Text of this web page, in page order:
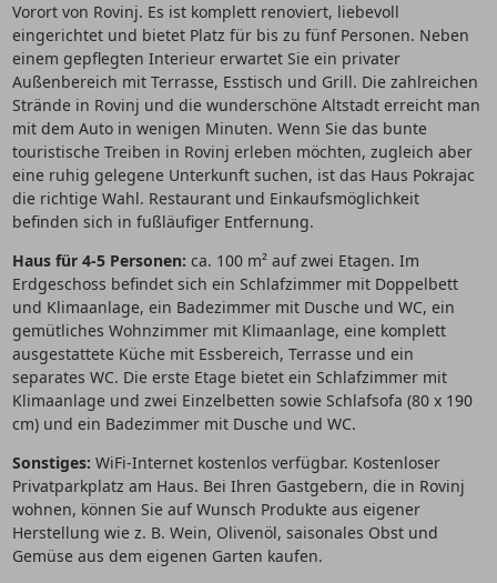
Vorort von Rovinj. Es ist komplett renoviert, liebevoll
eingerichtet und bietet Platz für bis zu fünf Personen. Neben
einem gepflegten Interieur erwartet Sie ein privater
Außenbereich mit Terrasse, Esstisch und Grill. Die zahlreichen
Strände in Rovinj und die wunderschöne Altstadt erreicht man
mit dem Auto in wenigen Minuten. Wenn Sie das bunte
touristische Treiben in Rovinj erleben möchten, zugleich aber
eine ruhig gelegene Unterkunft suchen, ist das Haus Pokrajac
die richtige Wahl. Restaurant und Einkaufsmöglichkeit
befinden sich in fußläufiger Entfernung.
Haus für 4-5 Personen: ca. 100 m² auf zwei Etagen. Im
Erdgeschoss befindet sich ein Schlafzimmer mit Doppelbett
und Klimaanlage, ein Badezimmer mit Dusche und WC, ein
gemütliches Wohnzimmer mit Klimaanlage, eine komplett
ausgestattete Küche mit Essbereich, Terrasse und ein
separates WC. Die erste Etage bietet ein Schlafzimmer mit
Klimaanlage und zwei Einzelbetten sowie Schlafsofa (80 x 190
cm) und ein Badezimmer mit Dusche und WC.
Sonstiges: WiFi-Internet kostenlos verfügbar. Kostenloser
Privatparkplatz am Haus. Bei Ihren Gastgebern, die in Rovinj
wohnen, können Sie auf Wunsch Produkte aus eigener
Herstellung wie z. B. Wein, Olivenöl, saisonales Obst und
Gemüse aus dem eigenen Garten kaufen.